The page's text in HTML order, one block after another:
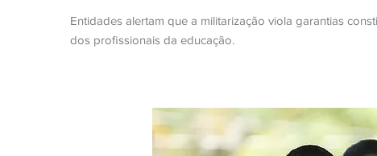
Entidades alertam que a militarização viola garantias
dos profissionais da educação.